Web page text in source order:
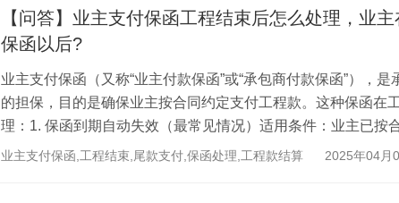
【问答】业主支付保函工程结束后怎么处理，业
保函以后?
业主支付保函（又称“业主付款保函”或“承包商付款保函”），
的担保，目的是确保业主按合同约定支付工程款。这种保函在
理：1. 保函到期自动失效（最常见情况）适用条件：业主已按
或违约行为。保函有效期已届满（通常与...
业主支付保函,工程结束,尾款支付,保函处理,工程款结算 2025年04月